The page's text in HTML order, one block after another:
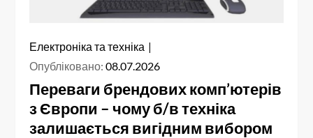
Електроніка та техніка
Опубліковано:08.07.2026
Переваги брендових комп’ютерів
з Європи – чому б/в техніка
залишається вигідним вибором